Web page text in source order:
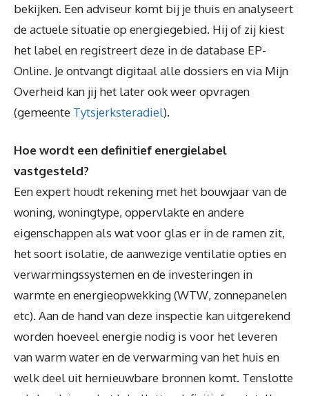
bekijken. Een adviseur komt bij je thuis en analyseert
de actuele situatie op energiegebied. Hij of zij kiest
het label en registreert deze in de database EP-
Online. Je ontvangt digitaal alle dossiers en via Mijn
Overheid kan jij het later ook weer opvragen
(gemeente Tytsjerksteradiel).
Hoe wordt een definitief energielabel
vastgesteld?
Een expert houdt rekening met het bouwjaar van de
woning, woningtype, oppervlakte en andere
eigenschappen als wat voor glas er in de ramen zit,
het soort isolatie, de aanwezige ventilatie opties en
verwarmingssystemen en de investeringen in
warmte en energieopwekking (WTW, zonnepanelen
etc). Aan de hand van deze inspectie kan uitgerekend
worden hoeveel energie nodig is voor het leveren
van warm water en de verwarming van het huis en
welk deel uit hernieuwbare bronnen komt. Tenslotte